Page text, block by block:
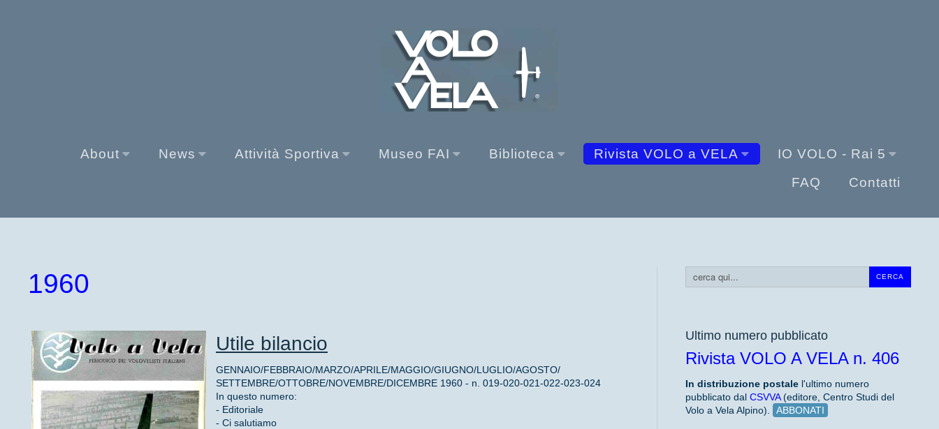
About News Attività Sportiva Museo FAI Biblioteca Rivista VOLO a VELA
IO VOLO - Rai 5
FAQ
Contatti
CERCA
Cerca...
Ultimo numero pubblicato
Rivista VOLO A VELA n. 406
In distribuzione postalel'ultimo numero
pubblicato dal CSVVA(editore, Centro Studi del
Volo a Vela Alpino).
ABBONATI
1960
Utile bilancio
GENNAIO/FEBBRAIO/MARZO/APRILE/MAGGIO/GIUGNO/LUGLIO/AGOSTO/
SETTEMBRE/OTTOBRE/NOVEMBRE/DICEMBRE 1960 - n. 019-020-021-022-023-024
In questo numero:
- Editoriale
- Ci salutiamo